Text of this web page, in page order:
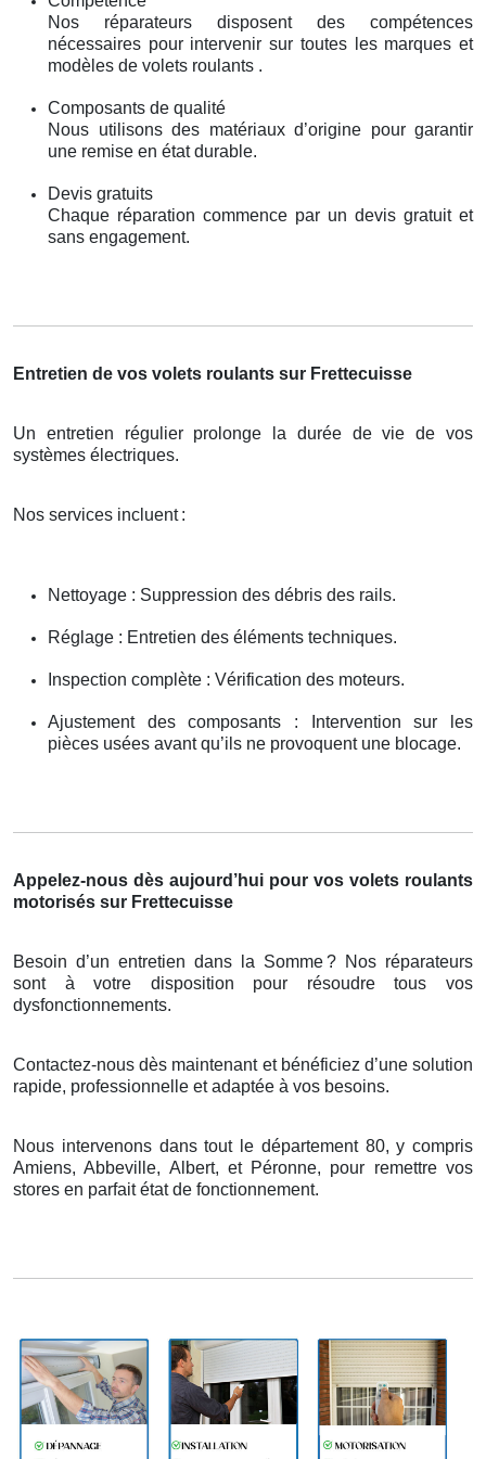
Nos réparateurs disposent des compétences
nécessaires pour intervenir sur toutes les marques et
modèles de volets roulants .
Composants de qualité
Nous utilisons des matériaux d’origine pour garantir
une remise en état durable.
Devis gratuits
Chaque réparation commence par un devis gratuit et
sans engagement.
Entretien de vos volets roulants sur Frettecuisse
Un entretien régulier prolonge la durée de vie de vos
systèmes électriques.
Nos services incluent :
Nettoyage : Suppression des débris des rails.
Réglage : Entretien des éléments techniques.
Inspection complète : Vérification des moteurs.
Ajustement des composants : Intervention sur les
pièces usées avant qu’ils ne provoquent une blocage.
Appelez-nous dès aujourd’hui pour vos volets roulants
motorisés sur Frettecuisse
Besoin d’un entretien dans la Somme? Nos réparateurs
sont à votre disposition pour résoudre tous vos
dysfonctionnements.
Contactez-nous dès maintenant et bénéficiez d’une solution
rapide, professionnelle et adaptée à vos besoins.
Nous intervenons dans tout le département 80, y compris
Amiens, Abbeville, Albert, et Péronne, pour remettre vos
stores en parfait état de fonctionnement.